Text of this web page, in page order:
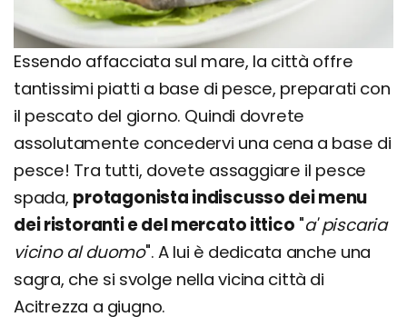
Essendo affacciata sul mare, la città offre
tantissimi piatti a base di pesce, preparati con
il pescato del giorno. Quindi dovrete
assolutamente concedervi una cena a base di
pesce! Tra tutti, dovete assaggiare il pesce
spada, protagonista indiscusso dei menu
dei ristoranti e del mercato ittico "a' piscaria
vicino al duomo". A lui è dedicata anche una
sagra, che si svolge nella vicina città di
Acitrezza a giugno.